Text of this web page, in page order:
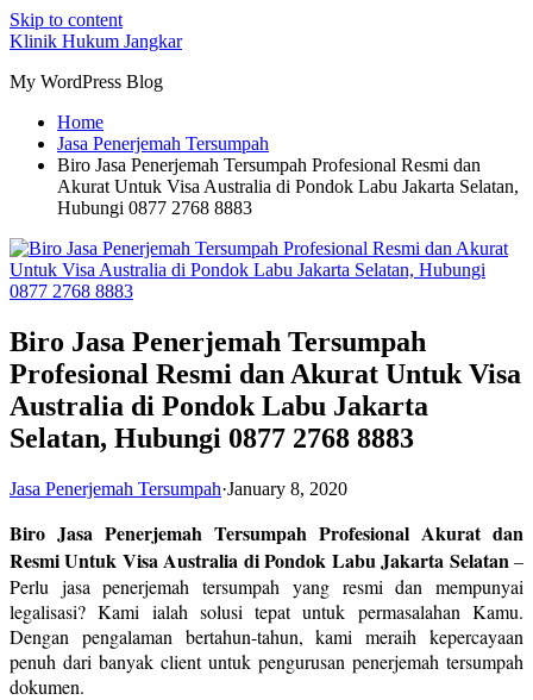
Skip to content
Klinik Hukum Jangkar
My WordPress Blog
Home
Jasa Penerjemah Tersumpah
Biro Jasa Penerjemah Tersumpah Profesional Resmi dan
Akurat Untuk Visa Australia di Pondok Labu Jakarta Selatan,
Hubungi 0877 2768 8883
Biro Jasa Penerjemah Tersumpah
Profesional Resmi dan Akurat Untuk Visa
Australia di Pondok Labu Jakarta
Selatan, Hubungi 0877 2768 8883
Jasa Penerjemah Tersumpah·January 8, 2020
Biro Jasa Penerjemah Tersumpah Profesional Akurat dan
Resmi Untuk Visa Australia di Pondok Labu Jakarta Selatan –
Perlu jasa penerjemah tersumpah yang resmi dan mempunyai
legalisasi? Kami ialah solusi tepat untuk permasalahan Kamu.
Dengan pengalaman bertahun-tahun, kami meraih kepercayaan
penuh dari banyak client untuk pengurusan penerjemah tersumpah
dokumen.